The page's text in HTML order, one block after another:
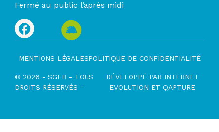
Fermé au public l’après midi
© 2026 - SGEB - TOUS
DROITS RÉSERVÉS -
DÉVELOPPÉ PAR INTERNET
EVOLUTION ETQAPTURE
MENTIONS LÉGALESPOLITIQUE DE CONFIDENTIALITÉ